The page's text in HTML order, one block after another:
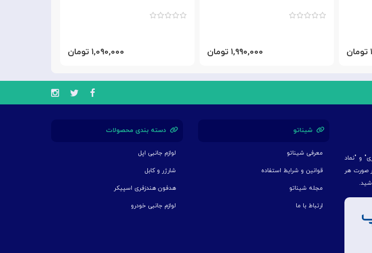
۱,۰۹۰,۰۰۰ تومان ۱,۹۹۰,۰۰۰ تومان
و "نماد
صورت هر
شیناتو
معرفی شیناتو
قوانین و شرایط استفاده
مجله شیناتو
ارتباط با ما
دسته بندی محصولات
لوازم جانبی اپل
شارژر و کابل
هدفون هندزفری اسپیکر
لوازم جانبی خودرو